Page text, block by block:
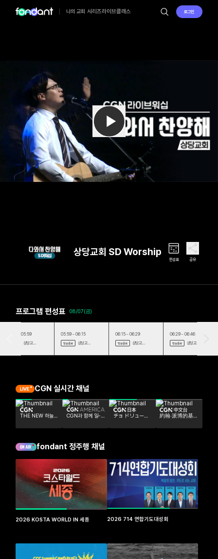
나의 교회 시리즈라이브클래스 로그인
상당교회 SD Worship
편성표 공유
프로그램 편성표 08/07(금)
05:43 ~ 05:59
상당교
05:59 ~ 06:15
방송종료
상당교
06:15 ~ 06:29
방송종료
상당교
06:29 ~ 06:46
방송종료
상당교
CGN 실시간 채널
THE NEW 하늘빛
CGN과 함께 일-
チョ ドリュー牧
約翰‧派博的基
fondant 정주행 채널
2026 KOSTA WORLD IN 세종 2026 714 연합기도대성회